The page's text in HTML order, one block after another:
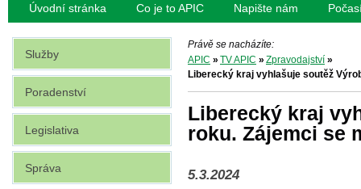
Úvodní stránka Co je to APIC Napište nám
Právě se nacházíte:
APIC » TV APIC » Zpravodajství »
Liberecký kraj vyhlašuje soutěž
Liberecký kraj
roku. Zájemci se
5.3.2024
Služby
Poradenství
Legislativa
Správa